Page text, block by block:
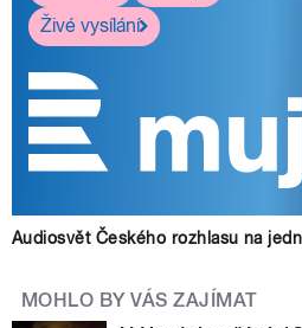
Živé vysílání
Audiosvět Českého rozhlasu na
MOHLO BY VÁS ZAJÍMAT